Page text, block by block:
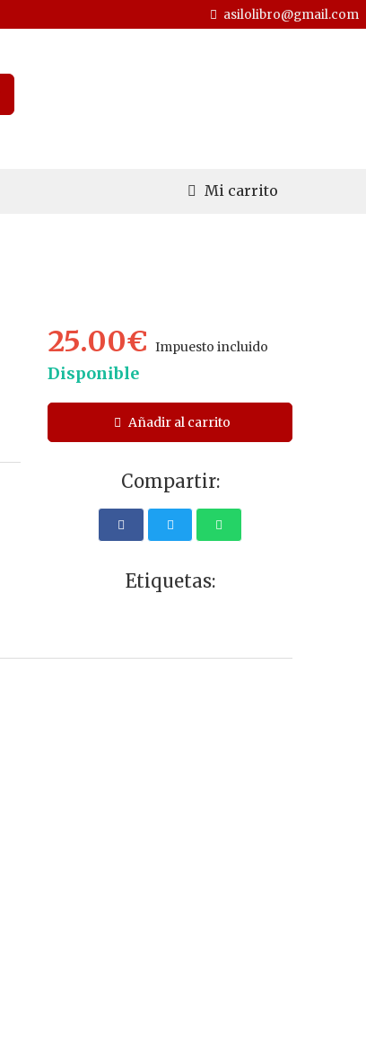
asilolibro@gmail.com
Mi carrito
25.00€Impuesto incluido
Disponible
Añadir al carrito
Compartir:
Etiquetas: